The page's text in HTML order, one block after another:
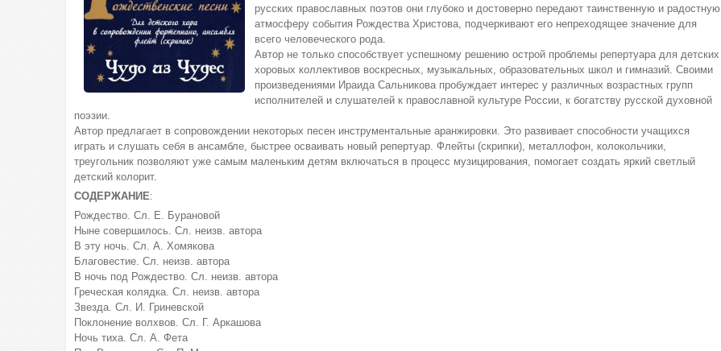
русских православных поэтов они глубоко и достоверно передают таинственную и радостную
атмосферу события Рождества Христова, подчеркивают его непреходящее значение для
всего человеческого рода.
Автор не только способствует успешному решению острой проблемы репертуара для детских
хоровых коллективов воскресных, музыкальных, образовательных школ и гимназий. Своими
произведениями Ираида Сальникова пробуждает интерес у различных возрастных групп
исполнителей и слушателей к православной культуре России, к богатству русской духовной
поэзии.
Автор предлагает в сопровождении некоторых песен инструментальные аранжировки. Это развивает способности учащихся
играть и слушать себя в ансамбле, быстрее осваивать новый репертуар. Флейты (скрипки), металлофон, колокольчики,
треугольник позволяют уже самым маленьким детям включаться в процесс музицирования, помогает создать яркий светлый
детский колорит.
СОДЕРЖАНИЕ:
Рождество. Сл. Е. Бурановой
Ныне совершилось. Сл. неизв. автора
В эту ночь. Сл. А. Хомякова
Благовестие. Сл. неизв. автора
В ночь под Рождество. Сл. неизв. автора
Греческая колядка. Сл. неизв. автора
Звезда. Сл. И. Гриневской
Поклонение волхвов. Сл. Г. Аркашова
Ночь тиха. Сл. А. Фета